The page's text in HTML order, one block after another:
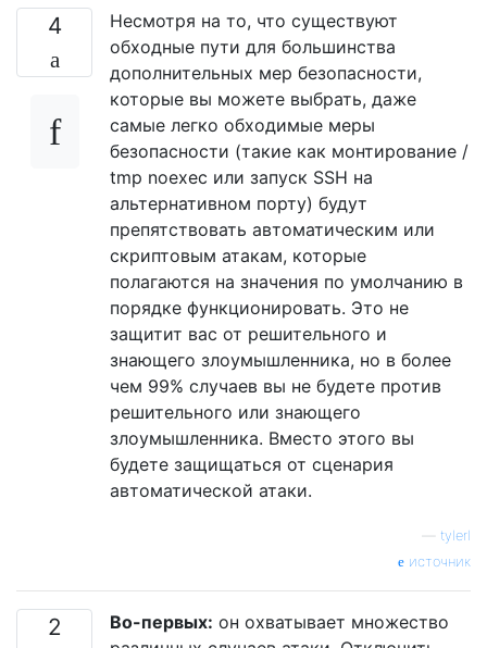
4
Несмотря на то, что существуют
обходные пути для большинства
дополнительных мер безопасности,
которые вы можете выбрать, даже
самые легко обходимые меры
безопасности (такие как монтирование /
tmp noexec или запуск SSH на
альтернативном порту) будут
препятствовать автоматическим или
скриптовым атакам, которые
полагаются на значения по умолчанию в
порядке функционировать. Это не
защитит вас от решительного и
знающего злоумышленника, но в более
чем 99% случаев вы не будете против
решительного или знающего
злоумышленника. Вместо этого вы
будете защищаться от сценария
автоматической атаки.
tylerl
источник
2 Во-первых: он охватывает множество